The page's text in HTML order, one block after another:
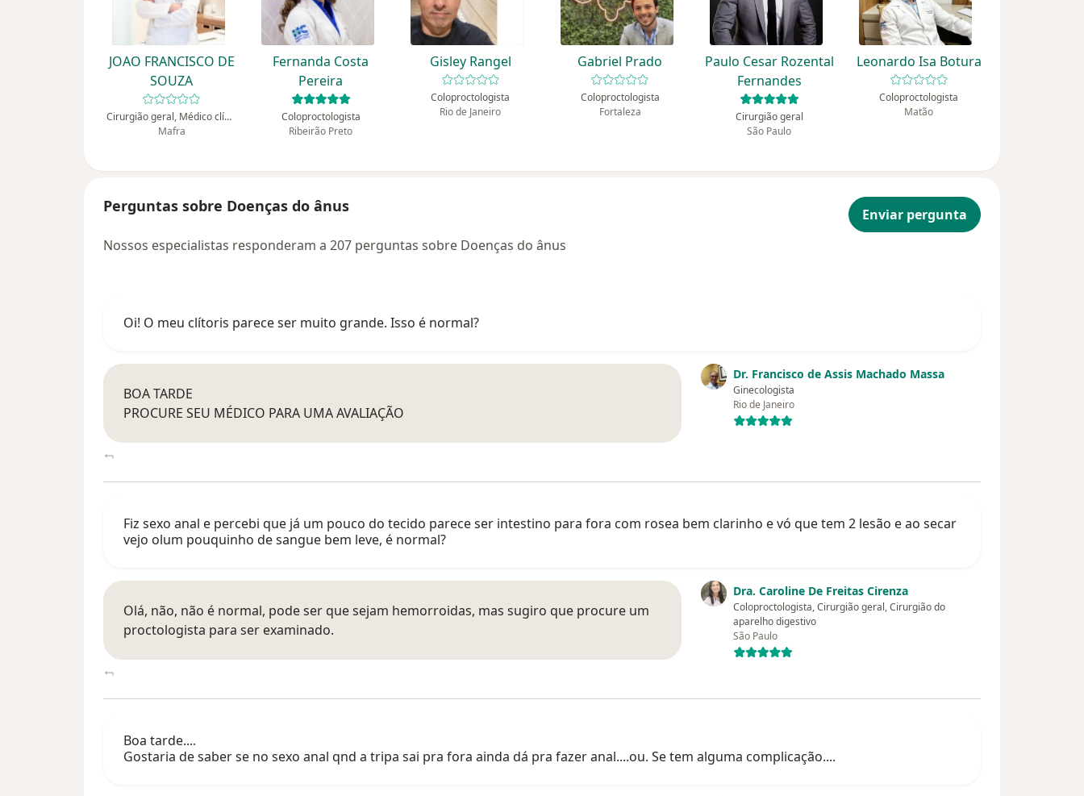
JOAO FRANCISCO DE
SOUZA
Cirurgião geral, Médico clínico geral
Mafra
Fernanda Costa
Pereira
Coloproctologista
Ribeirão Preto
Gisley Rangel
Coloproctologista
Rio de Janeiro
Gabriel Prado
Coloproctologista
Fortaleza
Paulo Cesar Rozental
Fernandes
Cirurgião geral
São Paulo
Leonardo Isa Botura
Coloproctologista
Matão
Perguntas sobre Doenças do ânus
Enviar pergunta
Nossos especialistas responderam a 207 perguntas sobre Doenças do ânus
Oi! O meu clítoris parece ser muito grande. Isso é normal?
Dr. Francisco de Assis Machado Massa
Ginecologista
Rio de Janeiro
BOA TARDE
PROCURE SEU MÉDICO PARA UMA AVALIAÇÃO
Fiz sexo anal e percebi que já um pouco do tecido parece ser intestino para fora com rosea bem clarinho e vó que tem 2 lesão e ao secar
vejo olum pouquinho de sangue bem leve, é normal?
Dra. Caroline De Freitas Cirenza
Coloproctologista, Cirurgião geral, Cirurgião do
aparelho digestivo
São Paulo
Olá, não, não é normal, pode ser que sejam hemorroidas, mas sugiro que procure um
proctologista para ser examinado.
Boa tarde....
Gostaria de saber se no sexo anal qnd a tripa sai pra fora ainda dá pra fazer anal....ou. Se tem alguma complicação....